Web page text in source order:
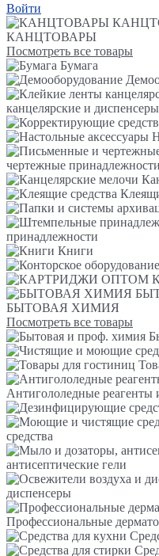
Войти
КАНЦТОВАРЫ
Посмотреть все товары
Бумага
канцелярские и диспенсеры
чертежные принадлежности
принадлежности
Книги
БЫТОВАЯ ХИМИЯ
Посмотреть все товары
Антигололедные реагенты
средства
антисептические гели
диспенсеры
Профессиональные